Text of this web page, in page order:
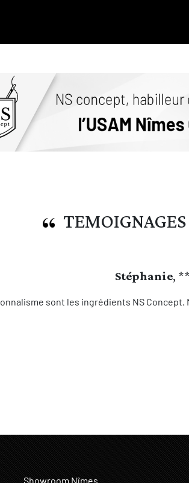
Stéphanie,
sont les ingrédients NS
Showroom Nîmes